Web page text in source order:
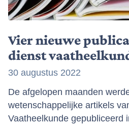
Vier nieuwe
dienst
30 augustus 2022
De afgelopen maanden
wetenschappelijke artikels
Vaatheelkunde gepubliceerd